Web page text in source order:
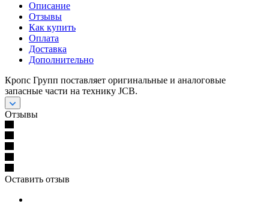
Описание
Отзывы
Как купить
Оплата
Доставка
Дополнительно
Кропс Групп поставляет оригинальные и аналоговые
запасные части на технику JCB.
Отзывы
Оставить отзыв